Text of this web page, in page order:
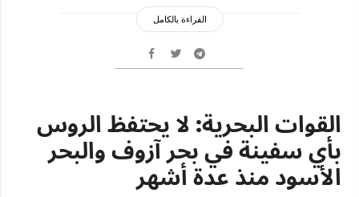
القراءة بالكامل
القوات البحرية: لا يحتفظ الروس
بأي سفينة في بحر آزوف والبحر
الأسود منذ عدة أشهر